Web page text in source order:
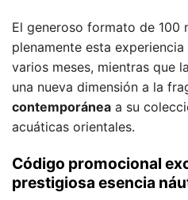
El generoso formato de 100
plenamente esta
varios meses, mientras que
una nueva dimensión a la
contemporánea a su
acuáticas orientales.
Código promocional
prestigiosa esencia